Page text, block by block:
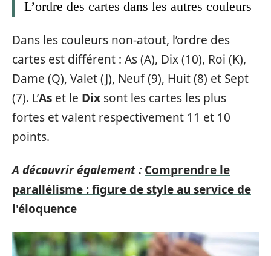
L’ordre des cartes dans les autres couleurs
Dans les couleurs non-atout, l’ordre des
cartes est différent : As (A), Dix (10), Roi (K),
Dame (Q), Valet (J), Neuf (9), Huit (8) et Sept
(7). L’As et le Dix sont les cartes les plus
fortes et valent respectivement 11 et 10
points.
A découvrir également : Comprendre le
parallélisme : figure de style au service de
l'éloquence